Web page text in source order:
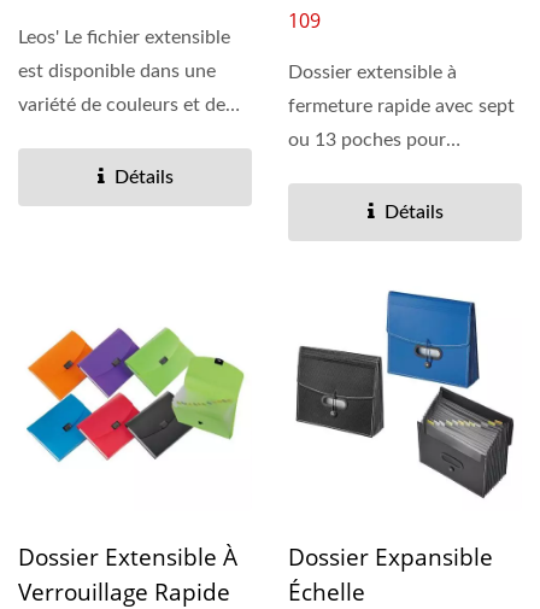
Leos' Le fichier extensible
est disponible dans une
variété de couleurs et de
Détails
109
Dossier extensible à
fermeture rapide avec sept
ou 13 poches pour
documents...Détails
Dossier Extensible À
Verrouillage Rapide
Dossier Expansible
Échelle